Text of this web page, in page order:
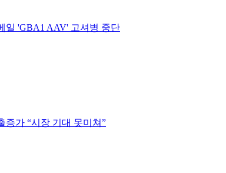
일 'GBA1 AAV' 고셔병 중단
증가 “시장 기대 못미쳐”